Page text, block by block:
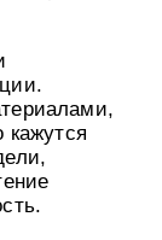
кажутся